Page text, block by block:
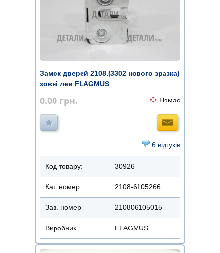
Замок дверей 2108,(3302 нового зразка)
зовні лев FLAGMUS
0.00 грн. Немає
6 відгуків
Код товару: 30926
Кат. номер: 2108-6105266 ...
Зав. номер: 210806105015
Виробник FLAGMUS